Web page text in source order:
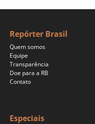
Repórter Brasil
Quem somos
Equipe
Transparência
Doe para a RB
Contato
Especiais